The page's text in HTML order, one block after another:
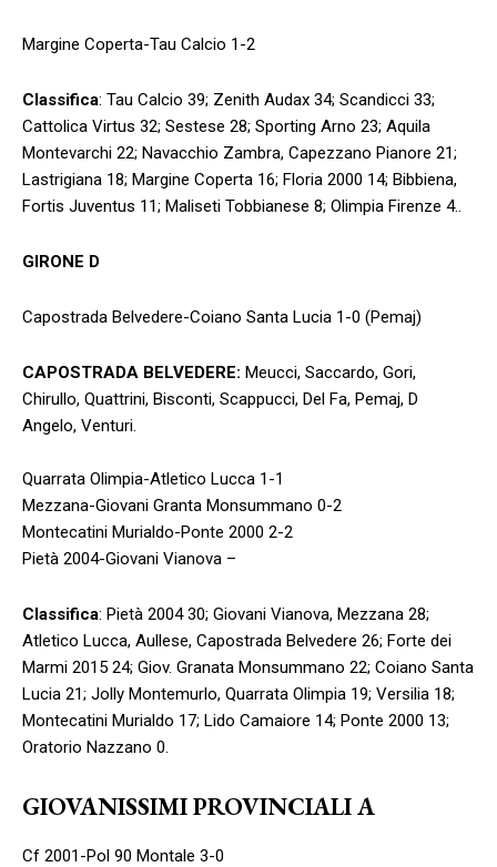
Margine Coperta-Tau Calcio 1-2
Classifica: Tau Calcio 39; Zenith Audax 34; Scandicci 33;
Cattolica Virtus 32; Sestese 28; Sporting Arno 23; Aquila
Montevarchi 22; Navacchio Zambra, Capezzano Pianore 21;
Lastrigiana 18; Margine Coperta 16; Floria 2000 14; Bibbiena,
Fortis Juventus 11; Maliseti Tobbianese 8; Olimpia Firenze 4..
GIRONE D
Capostrada Belvedere-Coiano Santa Lucia 1-0 (Pemaj)
CAPOSTRADA BELVEDERE: Meucci, Saccardo, Gori,
Chirullo, Quattrini, Bisconti, Scappucci, Del Fa, Pemaj, D
Angelo, Venturi.
Quarrata Olimpia-Atletico Lucca 1-1
Mezzana-Giovani Granta Monsummano 0-2
Montecatini Murialdo-Ponte 2000 2-2
Pietà 2004-Giovani Vianova –
Classifica: Pietà 2004 30; Giovani Vianova, Mezzana 28;
Atletico Lucca, Aullese, Capostrada Belvedere 26; Forte dei
Marmi 2015 24; Giov. Granata Monsummano 22; Coiano Santa
Lucia 21; Jolly Montemurlo, Quarrata Olimpia 19; Versilia 18;
Montecatini Murialdo 17; Lido Camaiore 14; Ponte 2000 13;
Oratorio Nazzano 0.
GIOVANISSIMI PROVINCIALI A
Cf 2001-Pol 90 Montale 3-0